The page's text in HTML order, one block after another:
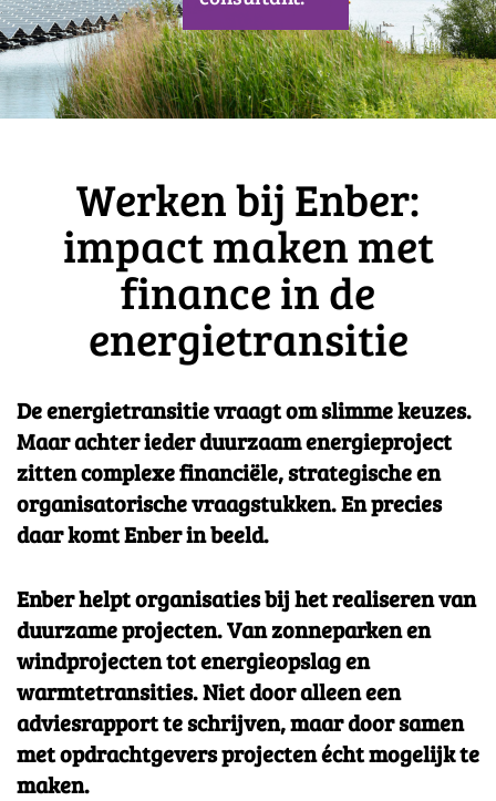
Werken bij Enber:
impact maken met
finance in de
energietransitie
De energietransitie vraagt om slimme keuzes.
Maar achter ieder duurzaam energieproject
zitten complexe financiële, strategische en
organisatorische vraagstukken. En precies
daar komt Enber in beeld.
Enber helpt organisaties bij het realiseren van
duurzame projecten. Van zonneparken en
windprojecten tot energieopslag en
warmtetransities. Niet door alleen een
adviesrapport te schrijven, maar door samen
met opdrachtgevers projecten écht mogelijk te
maken.